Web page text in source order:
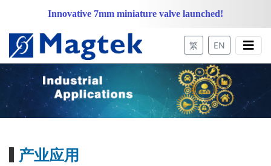
Innovative 7mm miniature valve launched!
繁 EN
产业应用